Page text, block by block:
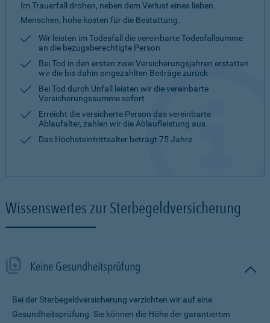
Im Trauerfall drohen, neben dem Verlust eines lieben
Menschen, hohe kosten für die Bestattung.
Wir leisten im Todesfall die vereinbarte Todesfallsumme
an die bezugsberechtigte Person
Bei Tod in den ersten zwei Versicherungsjahren erstatten
wir die bis dahin eingezahlten Beiträge zurück
Bei Tod durch Unfall leisten wir die vereinbarte
Versicherungssumme sofort
Erreicht die versicherte Person das vereinbarte
Ablaufalter, zahlen wir die Ablaufleistung aus
Das Höchsteintrittsalter beträgt 75 Jahre
Wissenswertes zur Sterbegeldversicherung
Keine Gesundheitsprüfung
Bei der Sterbegeldversicherung verzichten wir auf eine
Gesundheitsprüfung. Sie können die Höhe der garantierten